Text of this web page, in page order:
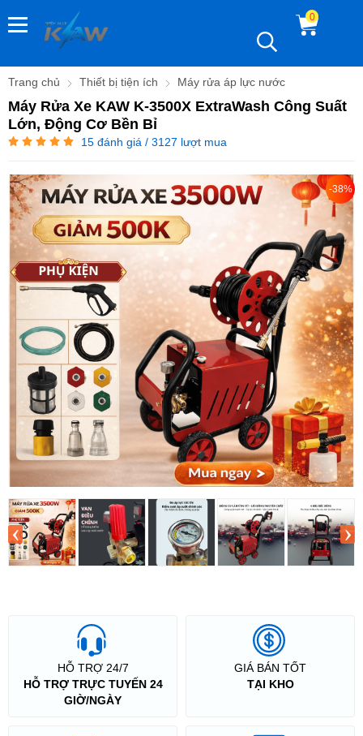
0
Trang chủ Thiết bị tiện ích Máy rửa áp lực nước
Máy Rửa Xe KAW K-3500X ExtraWash Công Suất
Lớn, Động Cơ Bền Bỉ
15 đánh giá / 3127 lượt mua
-38%
‹ ›
HỖ TRỢ 24/7
HỖ TRỢ TRỰC TUYẾN 24
GIỜ/NGÀY
GIÁ BÁN TỐT
TẠI KHO